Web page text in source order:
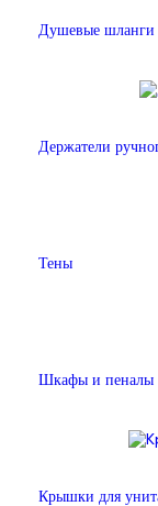
Душевые шланги
Держатели
Тены
Шкафы и пеналы
Крышки для